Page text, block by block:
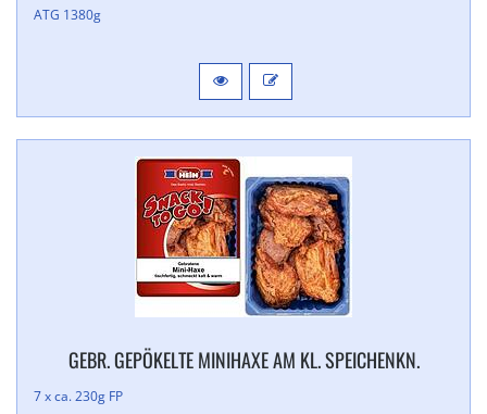
ATG 1380g
GEBR. GEPÖKELTE MINIHAXE AM KL. SPEICHENKN.
7 x ca. 230g FP